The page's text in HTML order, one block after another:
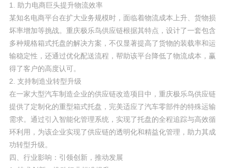
1. 助力电商巨头提升物流效率
某知名电商平台在扩大业务规模时，面临着物流成本上升、货物损
坏率增加等挑战。重庆极乐鸟供应链根据其特点，设计了一套包含
多种规格箱式托盘的解决方案，不仅显著提高了货物的装载率和运
输稳定性，还通过优化配送流程，帮助该平台降低了物流成本，赢
得了客户的高度认可。
2. 支持制造业转型升级
在一家大型汽车制造企业的供应链改造项目中，重庆极乐鸟供应链
提供了定制化的重型箱式托盘，完美适应了汽车零部件的特殊运输
需求。通过引入智能化管理系统，实现了托盘的全程追踪与高效循
环利用，为该企业实现了供应链的透明化和精益化管理，助力其成
功转型升级。
四、行业影响：引领创新，推动发展